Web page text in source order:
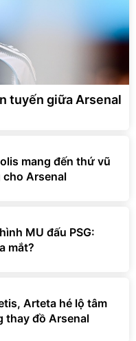
tuyến giữa Arsenal
mang đến thứ vũ
Arsenal
MU đấu PSG:
mắt?
Arteta hé lộ tâm
thay đồ Arsenal